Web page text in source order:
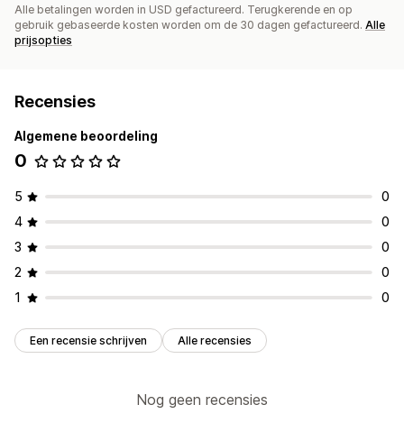
Alle betalingen worden in USD gefactureerd. Terugkerende en op
gebruik gebaseerde kosten worden om de 30 dagen gefactureerd. Alle
prijsopties
Recensies
Algemene beoordeling
0
5
0
4
0
3
0
2
0
1
0
Een recensie schrijven Alle recensies
Nog geen recensies